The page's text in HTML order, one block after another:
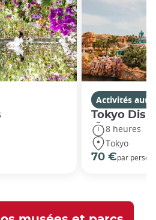
Activités
Tokyo
8 heures
Tokyo
70 €par